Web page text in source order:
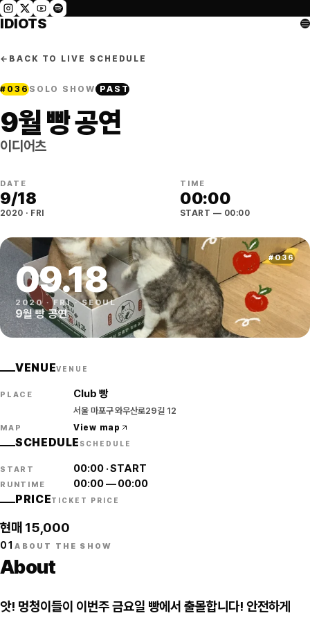
IDIOTS
← BACK TO LIVE SCHEDULE
# 036SOLO SHOW PAST
9월 빵 공연
이디어츠
DATE
9/18
2020 · FRI
TIME
00:00
START — 00:00
#036
09.18
2020 ·FRI·SEOUL
9월 빵 공연
VENUEVENUE
PLACE Club 빵
서울 마포구 와우산로29길 12
MAP View map
SCHEDULE SCHEDULE
START 00:00·START
RUNTIME 00:00—00:00
PRICETICKET PRICE
현매 15,000
01ABOUT THE SHOW
About
앗! 멍청이들이 이번주 금요일 빵에서 출몰합니다! 안전하게